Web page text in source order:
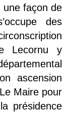
une façon de
des
Lecornu y
ascension
Maire pour
présidence